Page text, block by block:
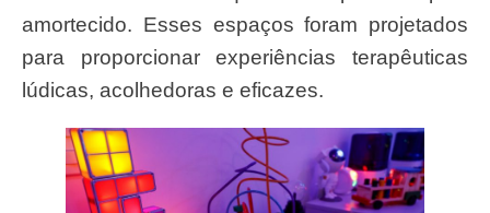
amortecido. Esses espaços foram projetados
para proporcionar experiências terapêuticas
lúdicas, acolhedoras e eficazes.